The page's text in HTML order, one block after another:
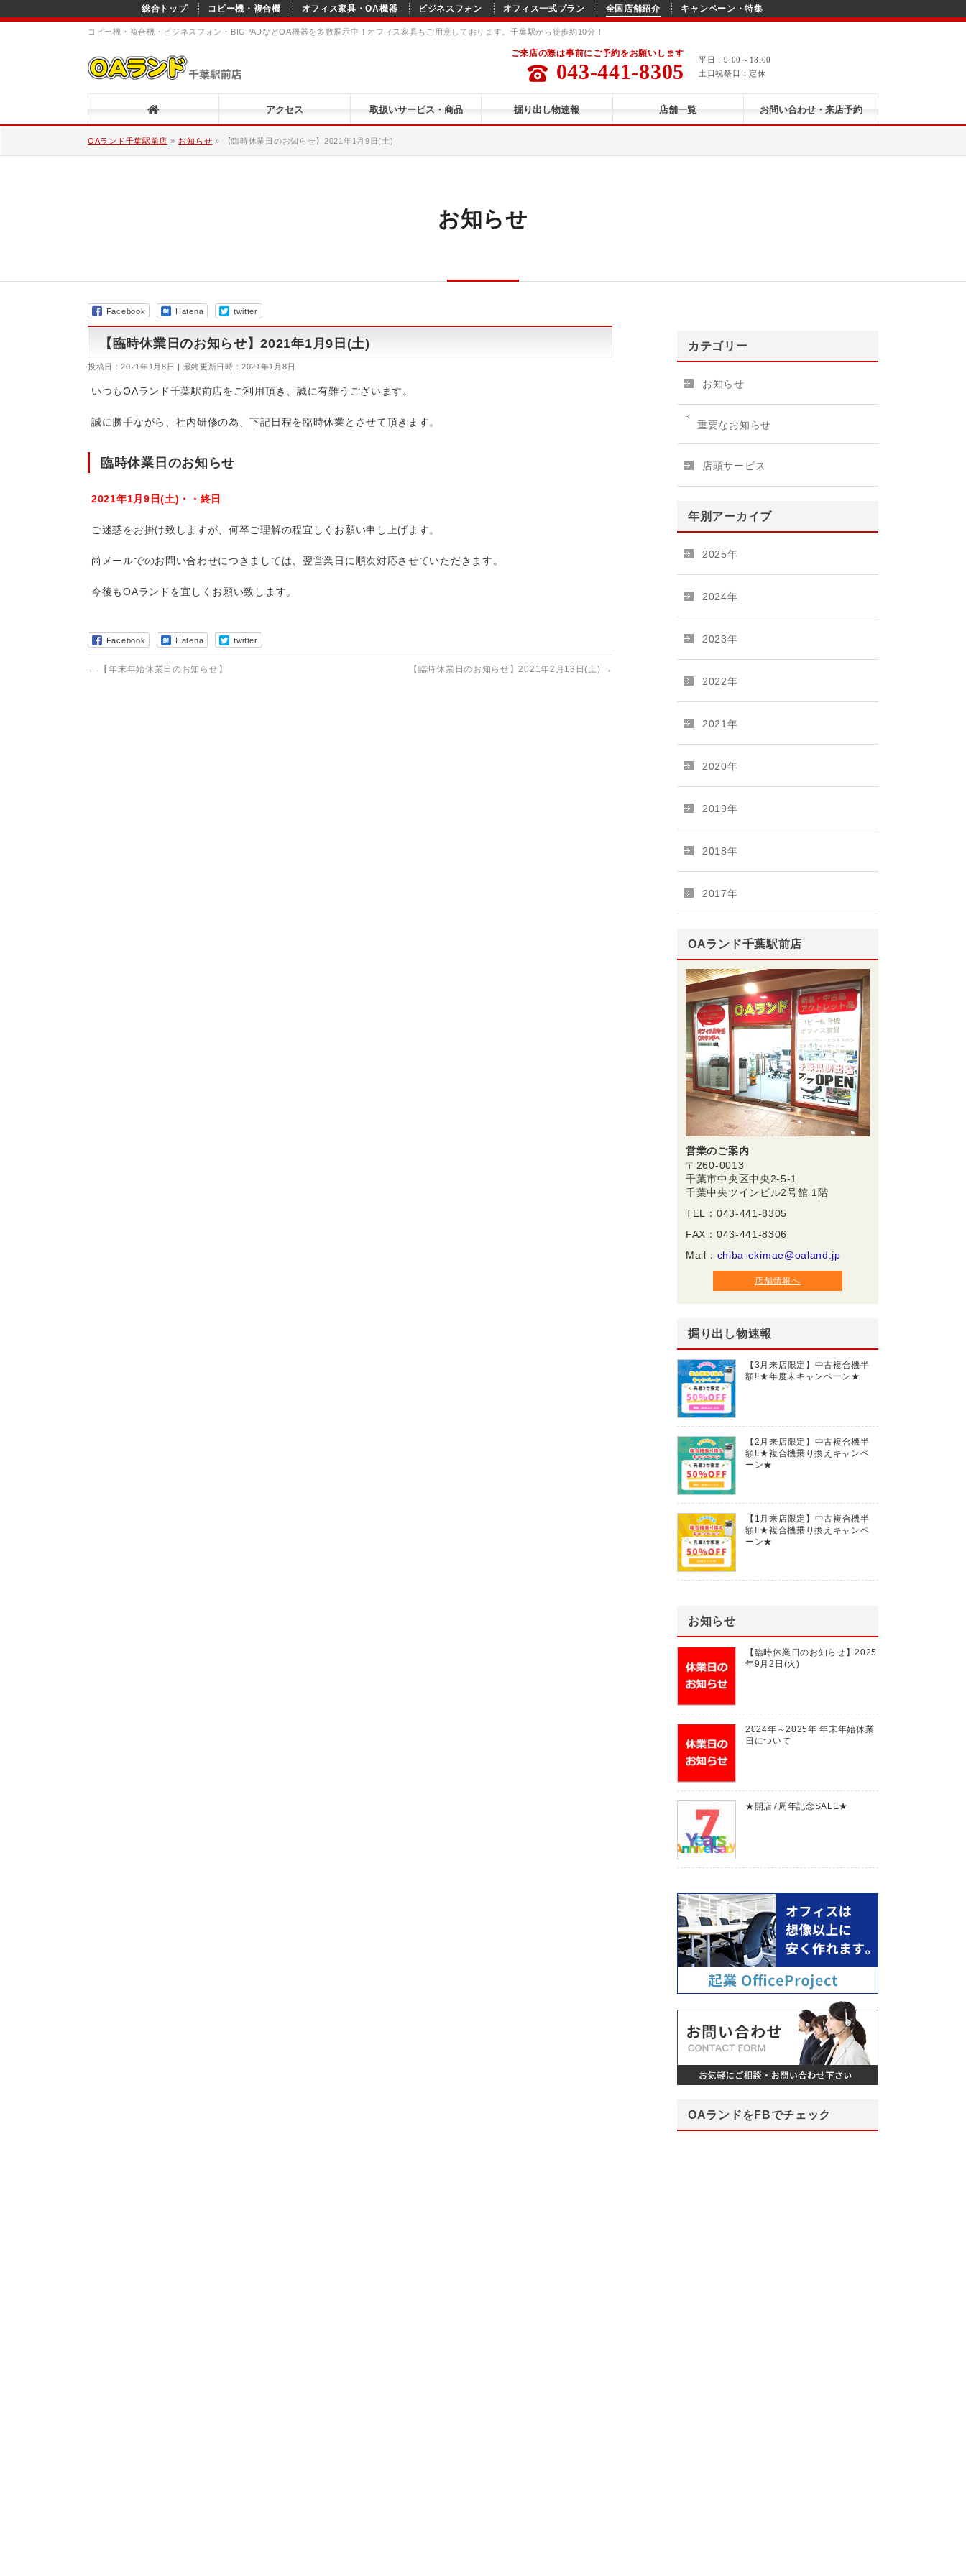
総合トップ コピー機・複合機 オフィス家具・OA機器 ビジネスフォン オフィス一式プラン 全国店舗紹介 キャンペーン・特集
コピー機・複合機・ビジネスフォン・BIGPADなどOA機器を多数展示中！オフィス家具もご用意しております。千葉駅から徒歩約10分！
ご来店の際は事前にご予約をお願いします
043-441-8305
平日：9:00～18:00
土日祝祭日：定休
アクセス 取扱いサービス・商品 掘り出し物速報 店舗一覧 お問い合わせ・来店予約
OAランド千葉駅前店 » お知らせ » 【臨時休業日のお知らせ】2021年1月9日(土)
お知らせ
Facebook Hatena twitter
【臨時休業日のお知らせ】2021年1月9日(土)
投稿日 : 2021年1月8日 最終更新日時 : 2021年1月8日
いつもOAランド千葉駅前店をご利用頂き、誠に有難うございます。
誠に勝手ながら、社内研修の為、下記日程を臨時休業とさせて頂きます。
臨時休業日のお知らせ
2021年1月9日(土)・・終日
ご迷惑をお掛け致しますが、何卒ご理解の程宜しくお願い申し上げます。
尚メールでのお問い合わせにつきましては、翌営業日に順次対応させていただきます。
今後もOAランドを宜しくお願い致します。
Facebook Hatena twitter
← 【年末年始休業日のお知らせ】 【臨時休業日のお知らせ】2021年2月13日(土) →
カテゴリー
お知らせ
重要なお知らせ
店頭サービス
年別アーカイブ
2025年
2024年
2023年
2022年
2021年
2020年
2019年
2018年
2017年
OAランド千葉駅前店
営業のご案内
〒260-0013
千葉市中央区中央2-5-1
千葉中央ツインビル2号館 1階
TEL：043-441-8305
FAX：043-441-8306
Mail： chiba-ekimae@oaland.jp
店舗情報へ
掘り出し物速報
【3月来店限定】中古複合機半
額!!★年度末キャンペーン★
【2月来店限定】中古複合機半
額!!★複合機乗り換えキャンペ
ーン★
【1月来店限定】中古複合機半
額!!★複合機乗り換えキャンペ
ーン★
お知らせ
【臨時休業日のお知らせ】2025
年9月2日(火)
2024年～2025年 年末年始休業
日について
★開店7周年記念SALE★
OAランドをFBでチェック